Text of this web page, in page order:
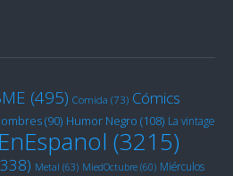
(495) Comida (73) Cómics
(90) Humor Negro (108) La vintage
(3215)
Metal (63) MiedOctubre (60) Miérculos